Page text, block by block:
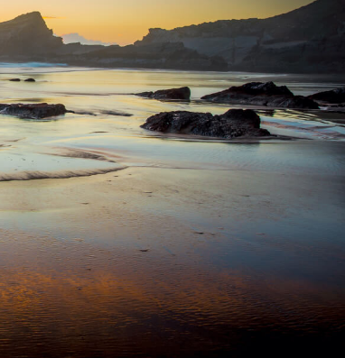
Urejanje fotografij nakita Podatki za usposabljanje AI